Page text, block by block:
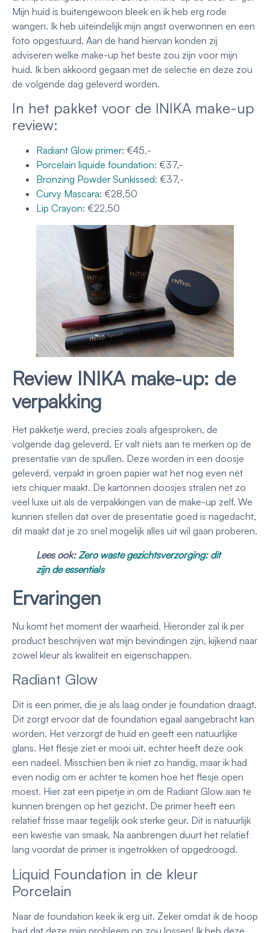
Mijn huid is buitengewoon bleek en ik heb erg rode
wangen. Ik heb uiteindelijk mijn angst overwonnen en een
foto opgestuurd. Aan de hand hiervan konden zij
adviseren welke make-up het beste zou zijn voor mijn
huid. Ik ben akkoord gegaan met de selectie en deze zou
de volgende dag geleverd worden.
In het pakket voor de INIKA make-up
review:
Radiant Glow primer: €45,-
Porcelain liquide foundation: €37,-
Bronzing Powder Sunkissed: €37,-
Curvy Mascara: €28,50
Lip Crayon: €22,50
Review INIKA make-up: de
verpakking
Het pakketje werd, precies zoals afgesproken, de
volgende dag geleverd. Er valt niets aan te merken op de
presentatie van de spullen. Deze worden in een doosje
geleverd, verpakt in groen papier wat het nog even nét
iets chiquer maakt. De kartonnen doosjes stralen net zo
veel luxe uit als de verpakkingen van de make-up zelf. We
kunnen stellen dat over de presentatie goed is nagedacht,
dit maakt dat je zo snel mogelijk alles uit wil gaan proberen.
Lees ook: Zero waste gezichtsverzorging: dit
zijn de essentials
Ervaringen
Nu komt het moment der waarheid. Hieronder zal ik per
product beschrijven wat mijn bevindingen zijn, kijkend naar
zowel kleur als kwaliteit en eigenschappen.
Radiant Glow
Dit is een primer, die je als laag onder je foundation draagt.
Dit zorgt ervoor dat de foundation egaal aangebracht kan
worden. Het verzorgt de huid en geeft een natuurlijke
glans. Het flesje ziet er mooi uit, echter heeft deze ook
een nadeel. Misschien ben ik niet zo handig, maar ik had
even nodig om er achter te komen hoe het flesje open
moest. Hier zat een pipetje in om de Radiant Glow aan te
kunnen brengen op het gezicht. De primer heeft een
relatief frisse maar tegelijk ook sterke geur. Dit is natuurlijk
een kwestie van smaak. Na aanbrengen duurt het relatief
lang voordat de primer is ingetrokken of opgedroogd.
Liquid Foundation in de kleur
Porcelain
Naar de foundation keek ik erg uit. Zeker omdat ik de hoop
had dat deze mijn probleem op zou lossen! Ik heb deze